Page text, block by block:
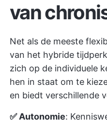
van
Net als de meeste
van het hybride
zich op de individuele
hen in staat om te
en biedt verschillende
✅ Autonomie: